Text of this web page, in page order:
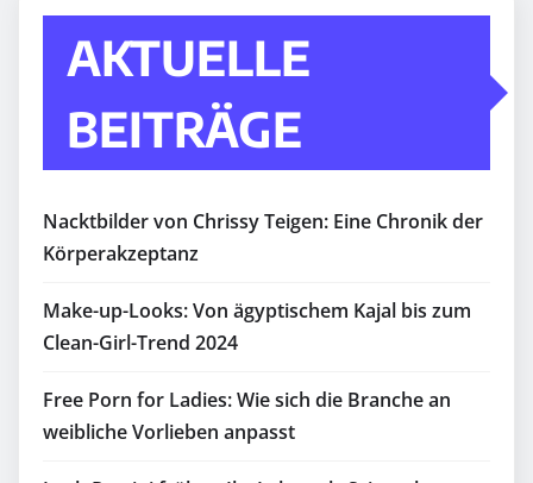
AKTUELLE
BEITRÄGE
Nacktbilder von Chrissy Teigen: Eine Chronik der
Körperakzeptanz
Make-up-Looks: Von ägyptischem Kajal bis zum
Clean-Girl-Trend 2024
Free Porn for Ladies: Wie sich die Branche an
weibliche Vorlieben anpasst